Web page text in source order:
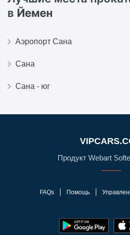
в Йемен
Аэропорт Сана
Сана
Сана - юг
Продукт Webart
FAQs Помощь